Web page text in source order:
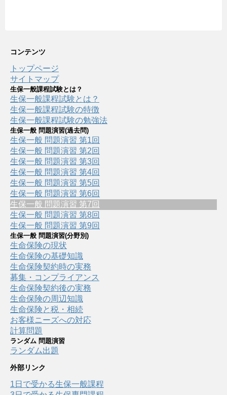
コンテンツ
トップページ
サイトマップ
生保一般課程試験とは？
生保一般課程試験とは？
生保一般課程試験の特徴
生保一般課程試験の勉強法
生保一般 問題演習(過去問)
生保一般 問題演習 第1回
生保一般 問題演習 第2回
生保一般 問題演習 第3回
生保一般 問題演習 第4回
生保一般 問題演習 第5回
生保一般 問題演習 第6回
生保一般 問題演習 第7回
生保一般 問題演習 第8回
生保一般 問題演習 第9回
生保一般 問題演習(分野別)
生命保険の現状
生命保険の基礎知識
生命保険契約時の実務
募集・コンプライアンス
生命保険契約後の実務
生命保険の周辺知識
生命保険と税・相続
お客様ニーズへの対応
計算問題
ランダム 問題演習
ランダム出題
外部リンク
1日で受かる生保一般課程